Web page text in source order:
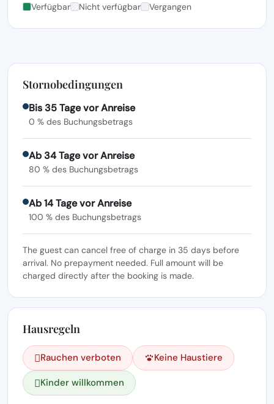
Verfügbar Nicht verfügbar Vergangen
Stornobedingungen
Bis 35 Tage vor Anreise
0 % des Buchungsbetrags
Ab 34 Tage vor Anreise
80 % des Buchungsbetrags
Ab 14 Tage vor Anreise
100 % des Buchungsbetrags
The guest can cancel free of charge in 35 days before
arrival. No prepayment needed. Full amount will be
charged directly after the booking is made.
Hausregeln
Rauchen verboten Keine Haustiere
Kinder willkommen